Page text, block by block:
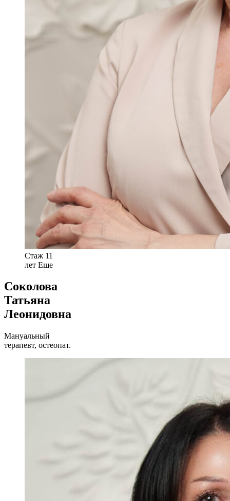
Стаж 11
лет Еще
Соколова
Татьяна
Леонидовна
Мануальный
терапевт, остеопат.